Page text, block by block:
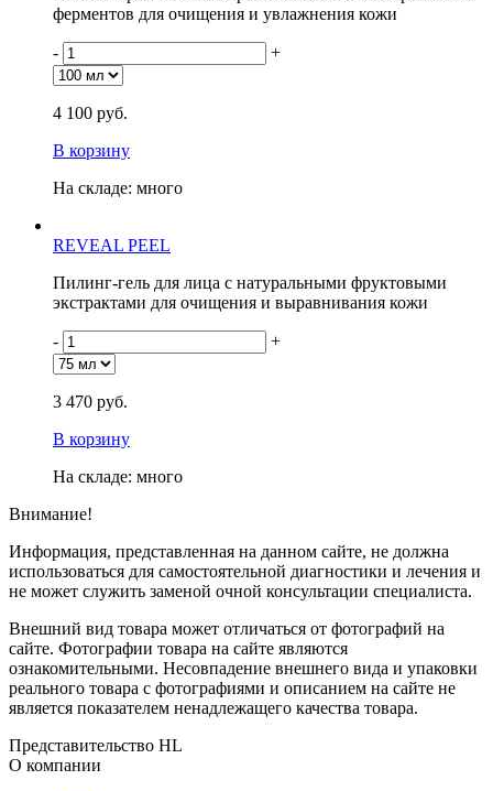
ферментов для очищения и увлажнения кожи
- +
4 100 руб.
В корзину
На складе: много
REVEAL PEEL
Пилинг-гель для лица с натуральными фруктовыми
экстрактами для очищения и выравнивания кожи
- +
3 470 руб.
В корзину
На складе: много
Внимание!
Информация, представленная на данном сайте, не должна
использоваться для самостоятельной диагностики и лечения и
не может служить заменой очной консультации специалиста.
Внешний вид товара может отличаться от фотографий на
сайте. Фотографии товара на сайте являются
ознакомительными. Несовпадение внешнего вида и упаковки
реального товара с фотографиями и описанием на сайте не
является показателем ненадлежащего качества товара.
Представительство HL
О компании